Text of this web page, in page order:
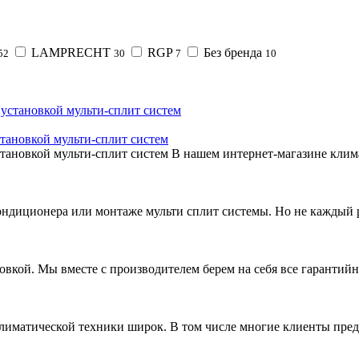
LAMPRECHT 30 RGP 7 Без бренда 10
мульти-сплит систем
мульти-сплит систем В нашем интернет-магазине
или монтаже мульти сплит системы. Но не каждый
Мы вместе с производителем берем на себя все
техники широк. В том числе многие клиенты